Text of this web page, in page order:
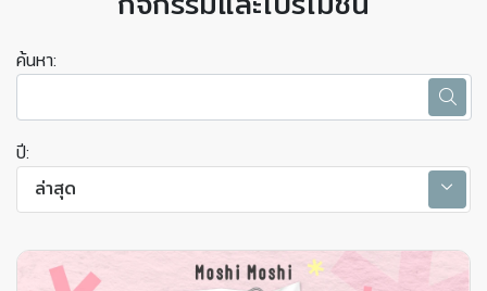
ค้นหา:
ปี:
ล่าสุด